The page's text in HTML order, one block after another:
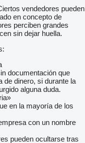
vendedores pueden
en concepto de
perciben grandes
sin dejar huella.
documentación que
de dinero, si durante la
alguna duda.
en la mayoría de los
con un nombre
pueden ocultarse tras